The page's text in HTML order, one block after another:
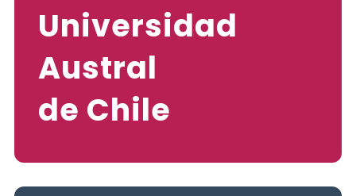
Universidad
Austral
de Chile